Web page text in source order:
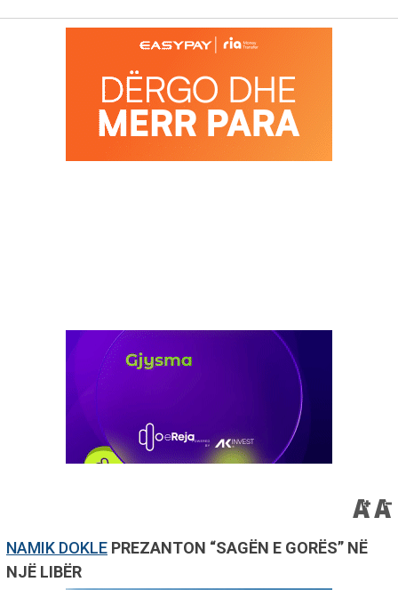
NAMIK DOKLE PREZANTON “SAGËN E GORËS” NË
NJË LIBËR